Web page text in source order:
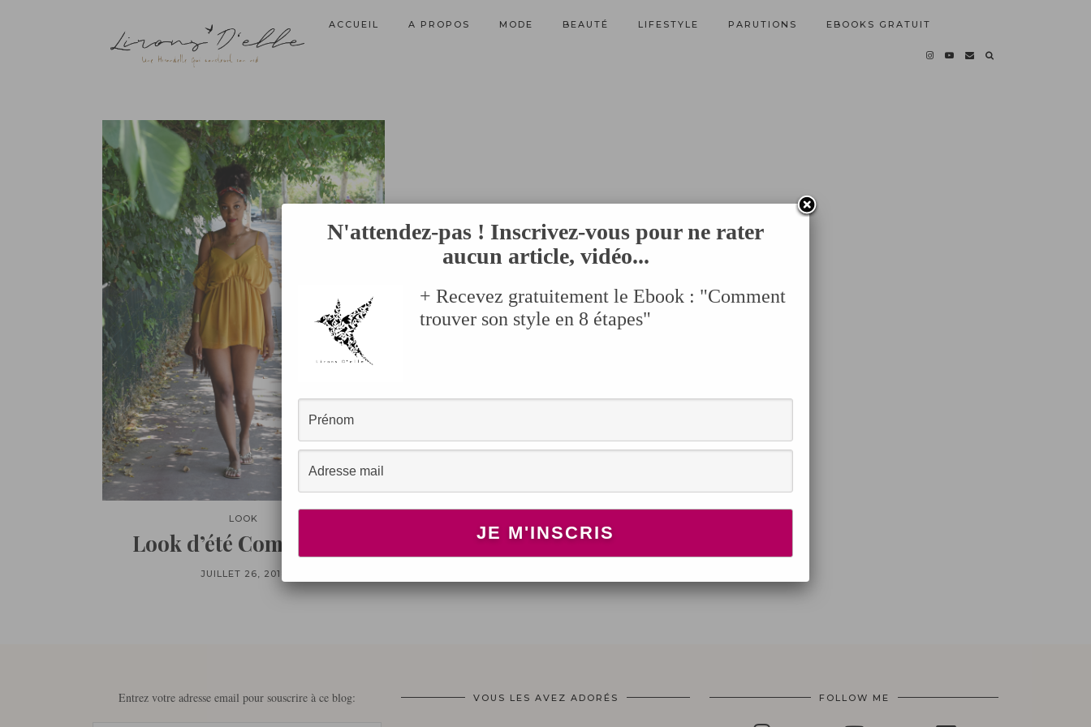
ACCUEIL A PROPOS MODE BEAUTÉ LIFESTYLE PARUTIONS EBOOKS GRATUIT
LOOK
Look d’été Combishort
JUILLET 26, 2018
Entrez votre adresse email pour souscrire à ce blog: VOUS LES AVEZ ADORÉS FOLLOW ME
N'attendez-pas ! Inscrivez-vous pour ne rater
aucun article, vidéo...
+ Recevez gratuitement le Ebook : "Comment
trouver son style en 8 étapes"